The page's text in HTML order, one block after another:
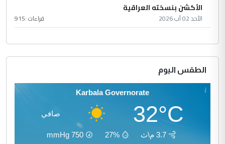
الأكشن بنسخته العراقية
الأحد 02 آب 2026 قراءات :915
الطقس اليوم
Karbala Governorate
32°C صافي
3.7 م\ث 27%
750
mmHg